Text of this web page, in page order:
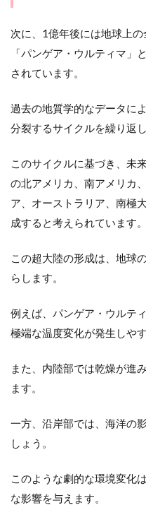
次に、1億年後には地球上
「パンゲア・ウルティマ」
されています。
過去の地質学的なデータに
分裂するサイクルを繰り返
このサイクルに基づき、未
の北アメリカ、南アメリカ
ア、オーストラリア、南極
成すると考えられています。
この超大陸の形成は、地球
らします。
例えば、パンゲア・ウルテ
極端な温度変化が発生しや
また、内陸部では乾燥が進
ます。
一方、沿岸部では、海洋の
しょう。
このような劇的な環境変化
な影響を与えます。